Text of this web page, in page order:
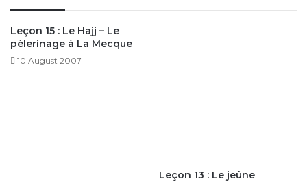
Leçon 15 : Le Hajj – Le
pèlerinage à La Mecque
10 August 2007
Leçon 13 : Le jeûne